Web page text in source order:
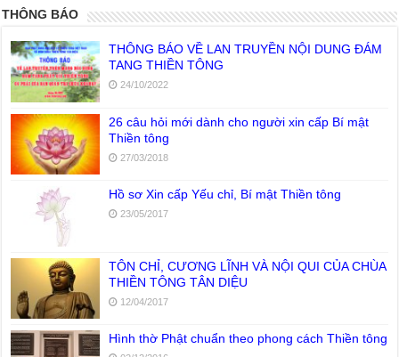
THÔNG BÁO
THÔNG BÁO VỀ LAN TRUYỀN NỘI DUNG ĐÁM
TANG THIỀN TÔNG
24/10/2022
26 câu hỏi mới dành cho người xin cấp Bí mật
Thiền tông
27/03/2018
Hồ sơ Xin cấp Yếu chỉ, Bí mật Thiền tông
23/05/2017
TÔN CHỈ, CƯƠNG LĨNH VÀ NỘI QUI CỦA CHÙA
THIỀN TÔNG TÂN DIỆU
12/04/2017
Hình thờ Phật chuẩn theo phong cách Thiền tông